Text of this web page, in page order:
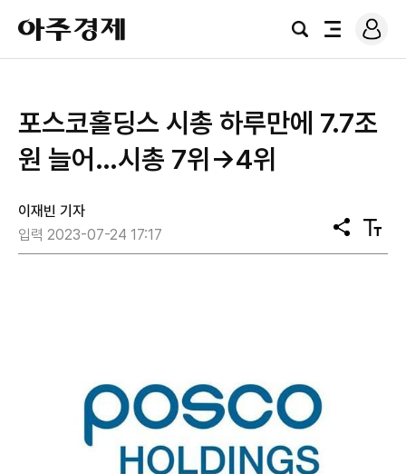
아
주
경
검
전
로
그
포스코홀딩스 시총 하루만에 7.7조
원 늘어…시총 7위→4위
이재빈 기자
입력 2023-07-24 17:17
공
유
텍
스